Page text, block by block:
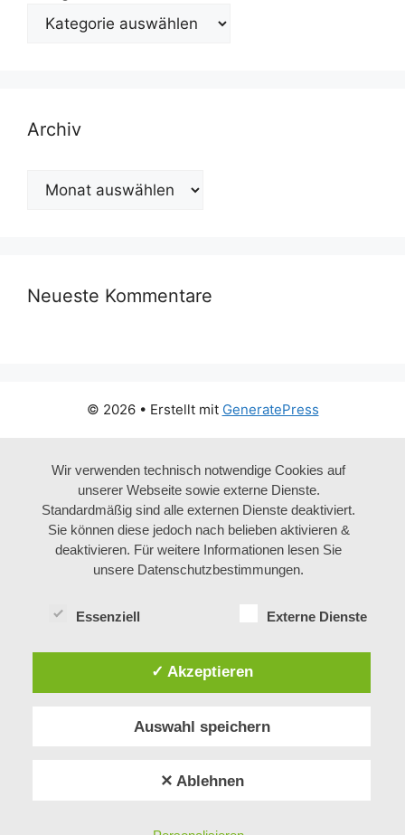
Archiv
Archiv
Neueste Kommentare
© 2026 • Erstellt mit GeneratePress
Wir verwenden technisch notwendige Cookies auf
unserer Webseite sowie externe Dienste.
Standardmäßig sind alle externen Dienste deaktiviert.
Sie können diese jedoch nach belieben aktivieren &
deaktivieren. Für weitere Informationen lesen Sie
unsere Datenschutzbestimmungen.
Essenziell Externe Dienste
✓ Akzeptieren
Auswahl speichern
✕ Ablehnen